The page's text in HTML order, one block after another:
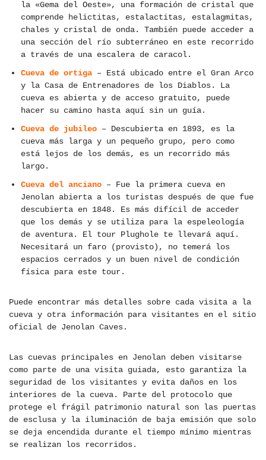
la «Gema del Oeste», una formación de cristal que
comprende helictitas, estalactitas, estalagmitas,
chales y cristal de onda. También puede acceder a
una sección del río subterráneo en este recorrido
a través de una escalera de caracol.
Cueva de ortiga – Está ubicado entre el Gran Arco
y la Casa de Entrenadores de los Diablos. La
cueva es abierta y de acceso gratuito, puede
hacer su camino hasta aquí sin un guía.
Cueva de jubileo – Descubierta en 1893, es la
cueva más larga y un pequeño grupo, pero como
está lejos de los demás, es un recorrido más
largo.
Cueva del anciano – Fue la primera cueva en
Jenolan abierta a los turistas después de que fue
descubierta en 1848. Es más difícil de acceder
que los demás y se utiliza para la espeleología
de aventura. El tour Plughole te llevará aquí.
Necesitará un faro (provisto), no temerá los
espacios cerrados y un buen nivel de condición
física para este tour.
Puede encontrar más detalles sobre cada visita a la
cueva y otra información para visitantes en el sitio
oficial de Jenolan Caves.
Las cuevas principales en Jenolan deben visitarse
como parte de una visita guiada, esto garantiza la
seguridad de los visitantes y evita daños en los
interiores de la cueva. Parte del protocolo que
protege el frágil patrimonio natural son las puertas
de esclusa y la iluminación de baja emisión que solo
se deja encendida durante el tiempo mínimo mientras
se realizan los recorridos.